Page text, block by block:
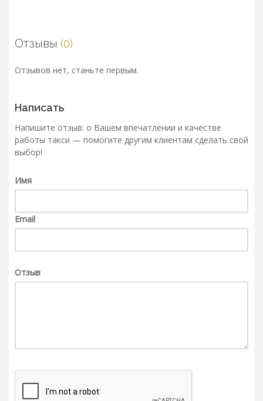
Отзывы (0)
Отзывов нет, станьте первым.
Написать
Напишите отзыв: о Вашем впечатлении и качестве
работы такси — помогите другим клиентам сделать свой
выбор!
Имя
Email
Отзыв